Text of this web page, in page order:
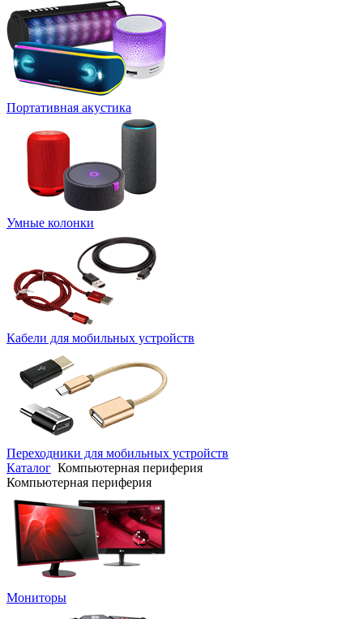
Портативная акустика
Умные колонки
Кабели для мобильных устройств
Переходники для мобильных устройств
Каталог Компьютерная периферия
Компьютерная периферия
Мониторы